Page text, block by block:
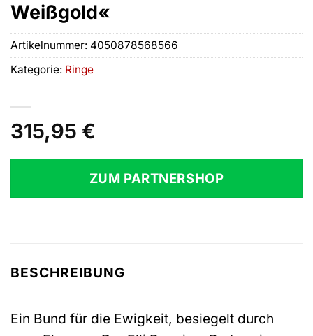
Weißgold«
315,95 €
ZUM PARTNERSHOP
Artikelnummer: 4050878568566
Kategorie: Ringe
BESCHREIBUNG
Ein Bund für die Ewigkeit, besiegelt durch